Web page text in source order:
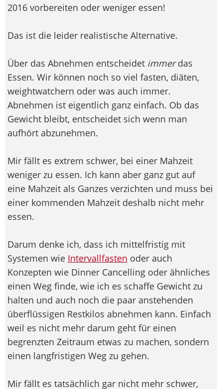
2016 vorbereiten oder weniger essen!
Das ist die leider realistische Alternative.
Über das Abnehmen entscheidet immerdas
Essen. Wir können noch so viel fasten, diäten,
weightwatchern oder was auch immer.
Abnehmen ist eigentlich ganz einfach. Ob das
Gewicht bleibt, entscheidet sich wenn man
aufhört abzunehmen.
Mir fällt es extrem schwer, bei einer Mahzeit
weniger zu essen. Ich kann aber ganz gut auf
eine Mahzeit als Ganzes verzichten und muss bei
einer kommenden Mahzeit deshalb nicht mehr
essen.
Darum denke ich, dass ich mittelfristig mit
Systemen wie Intervallfasten oder auch
Konzepten wie Dinner Cancelling oder ähnliches
einen Weg finde, wie ich es schaffe Gewicht zu
halten und auch noch die paar anstehenden
überflüssigen Restkilos abnehmen kann. Einfach
weil es nicht mehr darum geht für einen
begrenzten Zeitraum etwas zu machen, sondern
einen langfristigen Weg zu gehen.
Mir fällt es tatsächlich gar nicht mehr schwer,